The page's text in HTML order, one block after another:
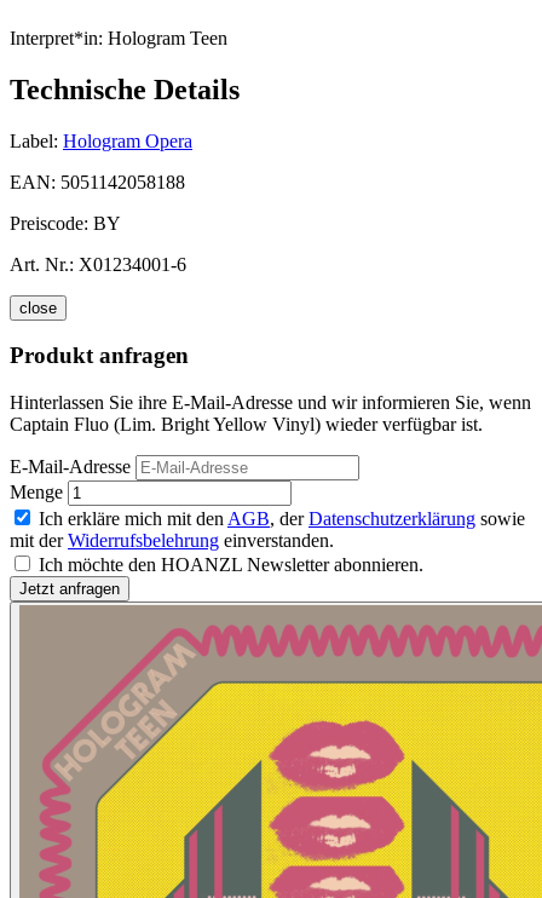
Interpret*in: Hologram Teen
Technische Details
Label: Hologram Opera
EAN: 5051142058188
Preiscode: BY
Art. Nr.: X01234001-6
close
Produkt anfragen
Hinterlassen Sie ihre E-Mail-Adresse und wir informieren Sie, wenn
Captain Fluo (Lim. Bright Yellow Vinyl) wieder verfügbar ist.
E-Mail-Adresse
Menge
Ich erkläre mich mit den AGB, derDatenschutzerklärung sowie
mit derWiderrufsbelehrung einverstanden.
Ich möchte den HOANZL Newsletter abonnieren.